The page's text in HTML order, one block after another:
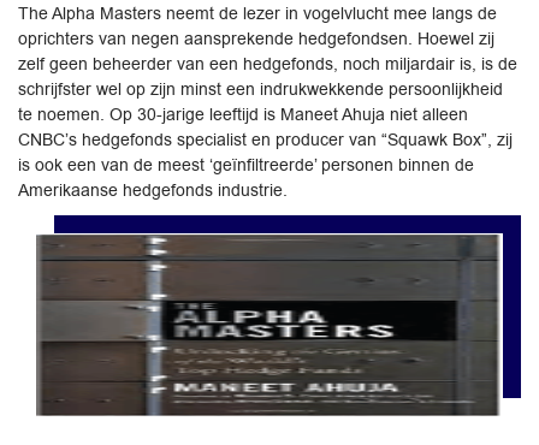
The Alpha Masters neemt de lezer in vogelvlucht mee langs de
oprichters van negen aansprekende hedgefondsen. Hoewel zij
zelf geen beheerder van een hedgefonds, noch miljardair is, is de
schrijfster wel op zijn minst een indrukwekkende persoonlijkheid
te noemen. Op 30-jarige leeftijd is Maneet Ahuja niet alleen
CNBC’s hedgefonds specialist en producer van “Squawk Box”, zij
is ook een van de meest ‘geïnfiltreerde’ personen binnen de
Amerikaanse hedgefonds industrie.